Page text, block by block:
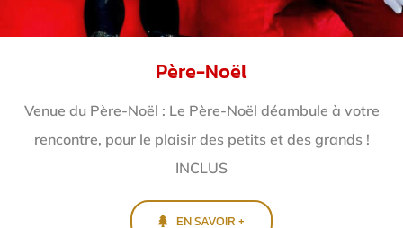
Père-Noël
Venue du Père-Noël : Le Père-Noël déambule à votre
rencontre, pour le plaisir des petits et des grands !
INCLUS
EN SAVOIR +